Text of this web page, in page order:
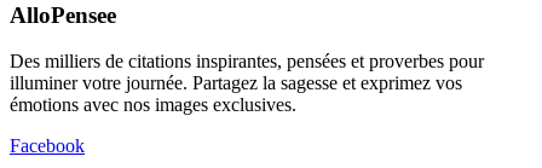
AlloPensee
Des milliers de citations inspirantes, pensées et proverbes pour
illuminer votre journée. Partagez la sagesse et exprimez vos
émotions avec nos images exclusives.
Facebook